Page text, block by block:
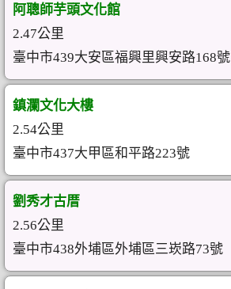
阿聰師芋頭文化館
2.47公里
臺中市439大安區福興里興安路168號
鎮瀾文化大樓
2.54公里
臺中市437大甲區和平路223號
劉秀才古厝
2.56公里
臺中市438外埔區外埔區三崁路73號